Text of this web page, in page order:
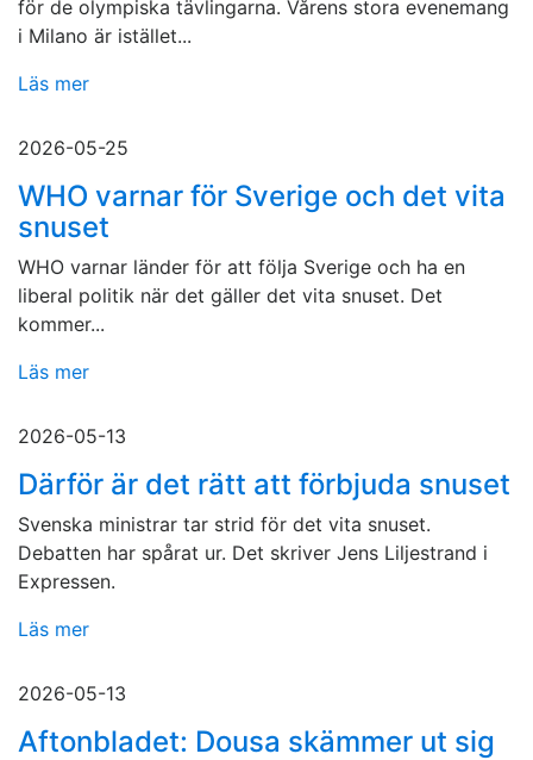
för de olympiska tävlingarna. Vårens stora evenemang
i Milano är istället...
Läs mer
2026-05-25
WHO varnar för Sverige och det vita
snuset
WHO varnar länder för att följa Sverige och ha en
liberal politik när det gäller det vita snuset. Det
kommer...
Läs mer
2026-05-13
Därför är det rätt att förbjuda snuset
Svenska ministrar tar strid för det vita snuset.
Debatten har spårat ur. Det skriver Jens Liljestrand i
Expressen.
Läs mer
2026-05-13
Aftonbladet: Dousa skämmer ut sig